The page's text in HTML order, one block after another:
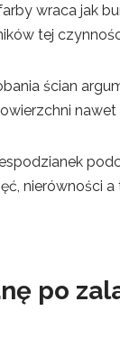
wraca jak
tej
ścian
nierówności
po